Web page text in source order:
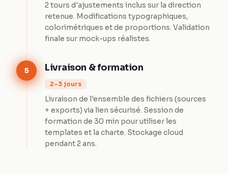
2 tours d'ajustements inclus sur la direction
retenue. Modifications typographiques,
colorimétriques et de proportions. Validation
finale sur mock-ups réalistes.
5 Livraison & formation
2–3 jours
Livraison de l'ensemble des fichiers (sources
+ exports) via lien sécurisé. Session de
formation de 30 min pour utiliser les
templates et la charte. Stockage cloud
pendant 2 ans.